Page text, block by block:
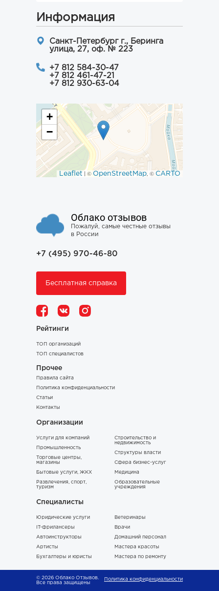
Информация
Санкт-Петербург г., Беринга
улица, 27, оф. № 223
+7 812 584-30-47
+7 812 461-47-21
+7 812 930-63-04
+
−
Leaflet | © OpenStreetMap, © CARTO
Облако отзывов
Пожалуй, самые честные отзывы
в России
+7 (495) 970-46-80
Бесплатная справка
Рейтинги
ТОП организаций
ТОП специалистов
Прочее
Правила сайта
Политика конфиденциальности
Статьи
Контакты
Организации
Услуги для компаний
Промышленность
Торговые центры,
магазины
Бытовые услуги, ЖКХ
Развлечения, спорт,
туризм
Строительство и
недвижимость
Структуры власти
Сфера бизнес-услуг
Медицина
Образовательные
учреждения
Специалисты
Юридические услуги
IT-фрилансеры
Автоинструкторы
Артисты
Бухгалтеры и юристы
Ветеринары
Врачи
Домашний персонал
Мастера красоты
Мастера по ремонту
© 2026 Облако Отзывов.
Все права защищены
Политика конфиденциальности